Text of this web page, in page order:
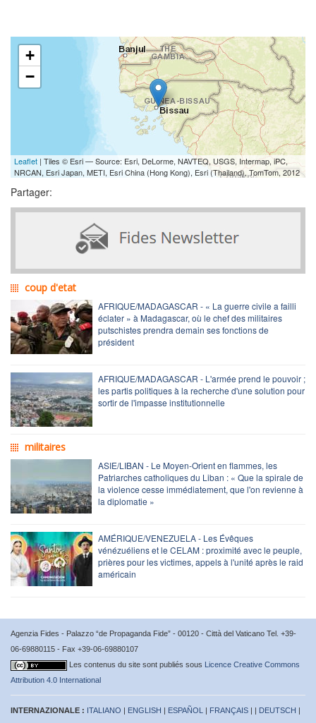
+
−
Leaflet | Tiles © Esri — Source: Esri, DeLorme, NAVTEQ, USGS, Intermap, iPC,
NRCAN, Esri Japan, METI, Esri China (Hong Kong), Esri (Thailand), TomTom, 2012
Partager:
coup d'etat
AFRIQUE/MADAGASCAR - « La guerre civile a failli
éclater » à Madagascar, où le chef des militaires
putschistes prendra demain ses fonctions de
président
AFRIQUE/MADAGASCAR - L'armée prend le pouvoir ;
les partis politiques à la recherche d'une solution pour
sortir de l'impasse institutionnelle
militaires
ASIE/LIBAN - Le Moyen-Orient en flammes, les
Patriarches catholiques du Liban : « Que la spirale de
la violence cesse immédiatement, que l'on revienne à
la diplomatie »
AMÉRIQUE/VENEZUELA - Les Évêques
vénézuéliens et le CELAM : proximité avec le peuple,
prières pour les victimes, appels à l'unité après le raid
américain
Agenzia Fides - Palazzo “de Propaganda Fide” - 00120 - Città del Vaticano Tel. +39-
06-69880115 - Fax +39-06-69880107
Les contenus du site sont publiés sous Licence Creative Commons
Attribution 4.0 International
INTERNAZIONALE : ITALIANO | ENGLISH | ESPAÑOL | FRANÇAIS | | DEUTSCH |